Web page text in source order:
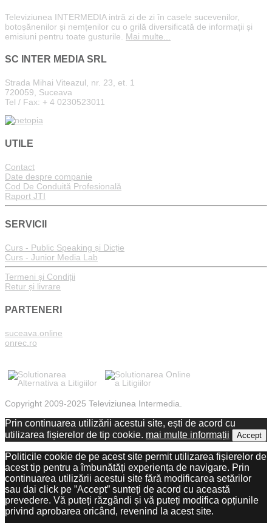
Televiziunea INTERMEDIA intră zi de zi în casele sucevenilor,
botoșănenilor și nemțenilor cu o grilă diversificată de informații și
emisiuni pentru toate gusturile. Mai multe...
SC INTER MEDIA SRL
Strada Mihai Viteazul, nr. 23, et. 1
720059, Suceava
Tel / Fax: + 4 0230523011
UTILE
Contact
Date despre companie
Cod De Conduită Profesională
Raport JTI
SERVICII
Curs - Public Speaking și Dicție
Curs - Junior Media Lab
Termeni și Condiții
Retur și livrare
PARTENERI
suceava.online
onrec.ro
Copyright 2009-2025 Televiziunea Intermedia.
Prin continuarea utilizării acestui site, ești de acord cu
utilizarea fișierelor de tip cookie. mai multe informații Accept
Politicile cookie de pe acest site permit utilizarea fișierelor de
acest tip pentru a îmbunătăți experiența de navigare. Prin
continuarea utilizării acestui site fără modificarea setărilor
sau dai click pe ”Accept” sunteți de acord cu această
prevedere. Vă puteți răzgândi și vă puteți modifica opțiunile
privind aprobarea oricând, revenind la acest site.